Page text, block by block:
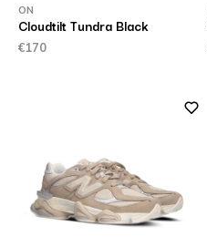
ON
Cloudtilt Tundra Black
€170